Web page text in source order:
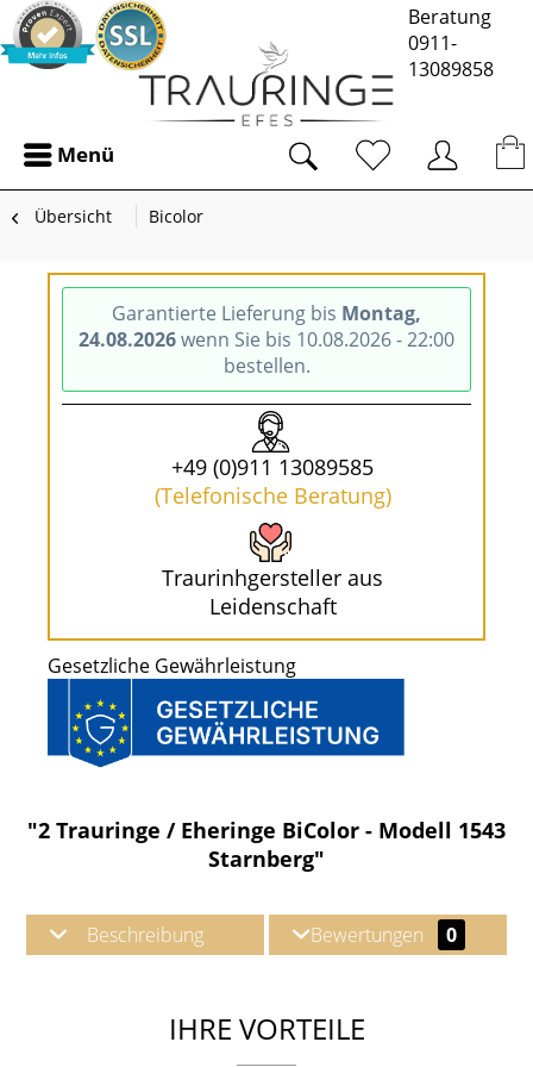
Beratung
0911-
13089858
Menü
Übersicht Bicolor
Garantierte Lieferung bis Montag,
24.08.2026wenn Sie bis 10.08.2026 - 22:00
bestellen.
+49 (0)911 13089585
(Telefonische Beratung)
Traurinhgersteller aus
Leidenschaft
Gesetzliche Gewährleistung
"2 Trauringe / Eheringe BiColor - Modell 1543
Starnberg"
Beschreibung Bewertungen 0
IHRE VORTEILE